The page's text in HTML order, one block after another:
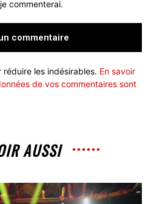
commenterai.
les indésirables. En savoir
de vos commentaires sont
AUSSI